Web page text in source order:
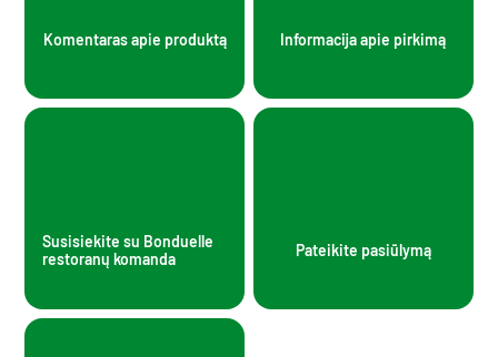
Komentaras apie produktą Informacija apie pirkimą
Susisiekite su Bonduelle
restoranų komanda
Pateikite pasiūlymą